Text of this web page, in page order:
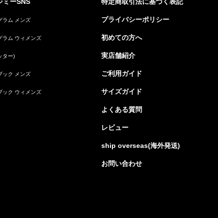
ラム メンズ
ラム ウィメンズ
ター)
ック メンズ
ック ウィメンズ
プライバシーポリシー
初めての方へ
実店舗紹介
ご利用ガイド
サイズガイド
よくある質問
レビュー
ship overseas(海外発送)
お問い合わせ